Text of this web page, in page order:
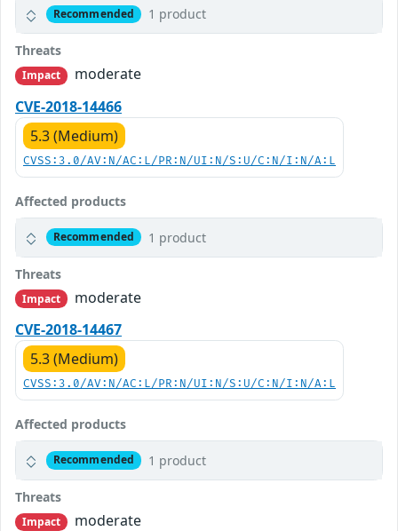
Recommended 1 product
Threats
Impact
moderate
CVE-2018-14466
5.3 (Medium)
CVSS:3.0/AV:N/AC:L/PR:N/UI:N/S:U/C:N/I:N/A:L
Affected products
Recommended 1 product
Threats
Impact
moderate
CVE-2018-14467
5.3 (Medium)
CVSS:3.0/AV:N/AC:L/PR:N/UI:N/S:U/C:N/I:N/A:L
Affected products
Recommended 1 product
Threats
Impact
moderate